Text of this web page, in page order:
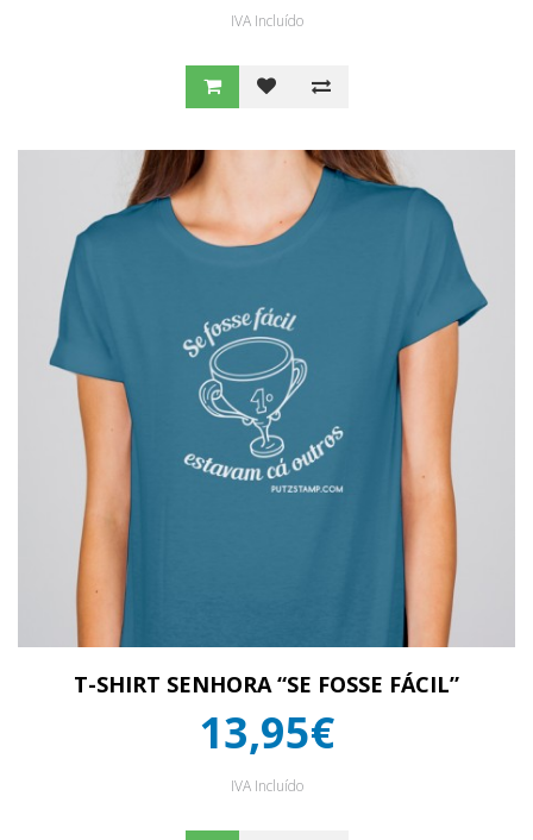
IVA Incluído
T-SHIRT SENHORA “SE FOSSE FÁCIL”
13,95€
IVA Incluído